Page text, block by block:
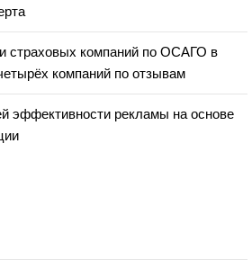
страховых компаний по ОСАГО в
компаний по отзывам
эффективности рекламы на основе